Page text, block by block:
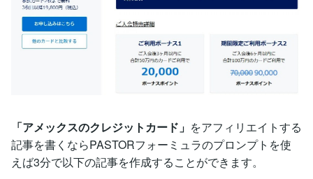
「アメックスのクレジットカード」 をアフィリエイトする
記事を書くならPASTORフォーミュラのプロンプトを使
えば3分で以下の記事を作成することができます。